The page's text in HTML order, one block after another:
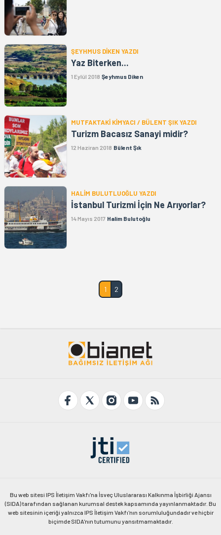
ŞEYHMUS DİKEN YAZDI
Yaz Biterken...
1 Eylül 2018 Şeyhmus Diken
MUTFAKTAKİ KİMYACI / BÜLENT ŞIK YAZDI
Turizm Bacasız Sanayi midir?
12 Haziran 2018 Bülent Şık
HALİM BULUTLUOĞLU YAZDI
İstanbul Turizmi İçin Ne Arıyorlar?
14 Mayıs 2017 Halim Bulutoğlu
1 2
Bu web sitesi IPS İletişim Vakfı'na İsveç Uluslararası Kalkınma İşbirliği Ajansı
(SIDA) tarafından sağlanan kurumsal destek kapsamında yayınlanmaktadır. Bu
web sitesinin içeriği yalnızca IPS İletişim Vakfı'nın sorumluluğundadır ve hiçbir
biçimde SIDA'nın tutumunu yansıtmamaktadır.